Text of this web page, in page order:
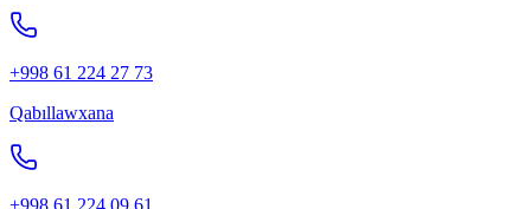
+998 61 224 27 73
Qabıllawxana